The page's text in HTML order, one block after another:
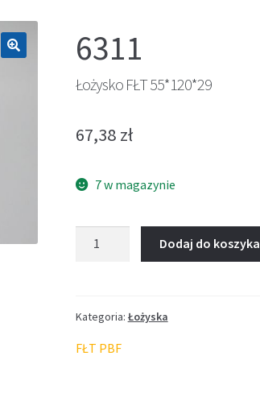
6311
Łożysko FŁT 55*120*29
67,38 zł
7 w magazynie
Dodaj do koszyka
Kategoria: Łożyska
FŁT PBF